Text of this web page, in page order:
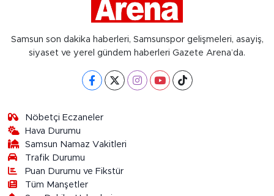
Samsun son dakika haberleri, Samsunspor gelişmeleri, asayiş,
siyaset ve yerel gündem haberleri Gazete Arena’da.
Nöbetçi Eczaneler
Hava Durumu
Samsun Namaz Vakitleri
Trafik Durumu
Puan Durumu ve Fikstür
Tüm Manşetler